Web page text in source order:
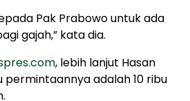
Pak Prabowo untuk ada
gajah,” kata dia.
, lebih lanjut Hasan
permintaannya adalah 10 ribu